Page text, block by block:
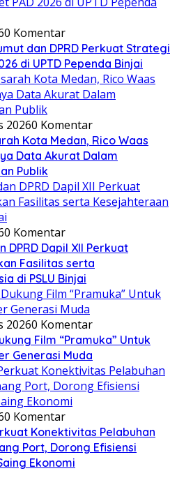
0 Komentar
dan DPRD Perkuat Strategi
di UPTD Pependa Binjai
20260 Komentar
Kota Medan, Rico Waas
Data Akurat Dalam
Publik
0 Komentar
DPRD Dapil XII Perkuat
Fasilitas serta
di PSLU Binjai
20260 Komentar
Film “Pramuka” Untuk
Generasi Muda
0 Komentar
Konektivitas Pelabuhan
Port, Dorong Efisiensi
Ekonomi